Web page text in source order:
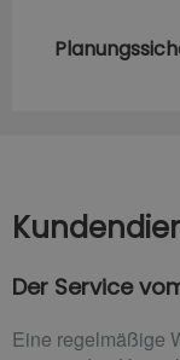
Der Service
Eine regelmäßige